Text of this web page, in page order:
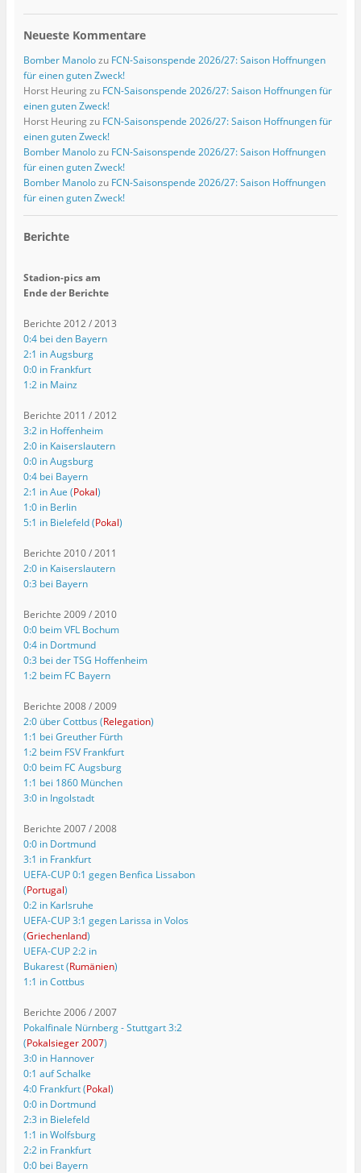
Neueste Kommentare
Bomber Manolozu FCN-Saisonspende 2026/27: Saison Hoffnungen
für einen guten Zweck!
Horst Heuring zu FCN-Saisonspende 2026/27: Saison Hoffnungen für
einen guten Zweck!
Horst Heuring zu FCN-Saisonspende 2026/27: Saison Hoffnungen für
einen guten Zweck!
Bomber Manolozu FCN-Saisonspende 2026/27: Saison Hoffnungen
für einen guten Zweck!
Bomber Manolozu FCN-Saisonspende 2026/27: Saison Hoffnungen
für einen guten Zweck!
Berichte
Stadion-pics am
Ende der Berichte
Berichte 2012 / 2013
0:4 bei den Bayern
2:1 in Augsburg
0:0 in Frankfurt
1:2 in Mainz
Berichte 2011 / 2012
3:2 in Hoffenheim
2:0 in Kaiserslautern
0:0 in Augsburg
0:4 bei Bayern
2:1 in Aue (Pokal)
1:0 in Berlin
5:1 in Bielefeld (Pokal)
Berichte 2010 / 2011
2:0 in Kaiserslautern
0:3 bei Bayern
Berichte 2009 / 2010
0:0 beim VFL Bochum
0:4 in Dortmund
0:3 bei der TSG Hoffenheim
1:2 beim FC Bayern
Berichte 2008 / 2009
2:0 über Cottbus (Relegation)
1:1 bei Greuther Fürth
1:2 beim FSV Frankfurt
0:0 beim FC Augsburg
1:1 bei 1860 München
3:0 in Ingolstadt
Berichte 2007 / 2008
0:0 in Dortmund
3:1 in Frankfurt
UEFA-CUP 0:1 gegen Benfica Lissabon
(Portugal)
0:2 in Karlsruhe
UEFA-CUP 3:1 gegen Larissa in Volos
(Griechenland)
UEFA-CUP 2:2 in
Bukarest (Rumänien)
1:1 in Cottbus
Berichte 2006 / 2007
Pokalfinale Nürnberg - Stuttgart 3:2
(Pokalsieger 2007)
3:0 in Hannover
0:1 auf Schalke
4:0 Frankfurt (Pokal)
0:0 in Dortmund
2:3 in Bielefeld
1:1 in Wolfsburg
2:2 in Frankfurt
0:0 bei Bayern